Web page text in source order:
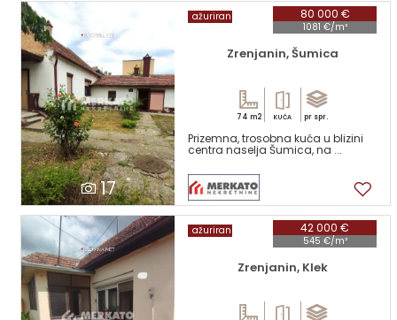
17
80 000 €
1081 €/m²
ažuriran
Zrenjanin, Šumica
74 m2 KUĆA pr spr.
Prizemna, trosobna kuća u blizini
centra naselja Šumica, na ...
42 000 €
545 €/m²
ažuriran
Zrenjanin, Klek